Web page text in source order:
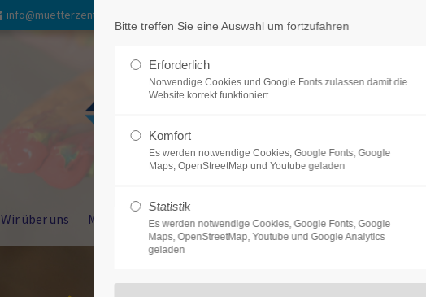
Lorem ipsum dolor sit amet:
24h
Cybersteel Inc.
Have any
Drop us a line
info@muetterzentrum-beckum.de
Wir über uns Mehrgenerationenhaus Jugend- und Familienhilfe
Bitte treffen Sie eine Auswahl um fortzufahren
Erforderlich
Notwendige Cookies und Google Fonts zulassen damit die
Website korrekt funktioniert
Komfort
Es werden notwendige Cookies, Google Fonts, Google
Maps, OpenStreetMap und Youtube geladen
Statistik
Es werden notwendige Cookies, Google Fonts, Google
Maps, OpenStreetMap, Youtube und Google Analytics
geladen